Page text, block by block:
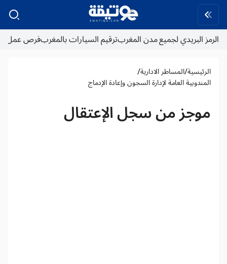
الرمز البريدي لجميع مدن المغربترقيم السيارات بالمغربفرص عمل
الرئيسية/المساطر الادارية/
المندوبية العامة لإدارة السجون وإعادة الإدماج
موجز من سجل الإعتقال